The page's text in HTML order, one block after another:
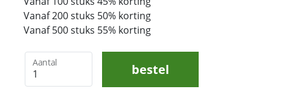
Vanaf 200 stuks 50% korting
Vanaf 500 stuks 55% korting
Aantal bestel